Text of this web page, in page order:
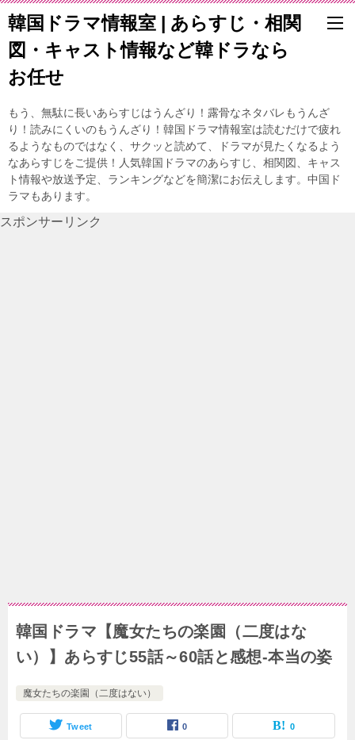
韓国ドラマ情報室 | あらすじ・相関
図・キャスト情報など韓ドラなら
お任せ
もう、無駄に長いあらすじはうんざり！露骨なネタバレもうんざ
り！読みにくいのもうんざり！韓国ドラマ情報室は読むだけで疲れ
るようなものではなく、サクッと読めて、ドラマが見たくなるよう
なあらすじをご提供！人気韓国ドラマのあらすじ、相関図、キャス
ト情報や放送予定、ランキングなどを簡潔にお伝えします。中国ド
ラマもあります。
スポンサーリンク
韓国ドラマ【魔女たちの楽園（二度はな
い）】あらすじ55話～60話と感想-本当の姿
魔女たちの楽園（二度はない）
Tweet 0 0